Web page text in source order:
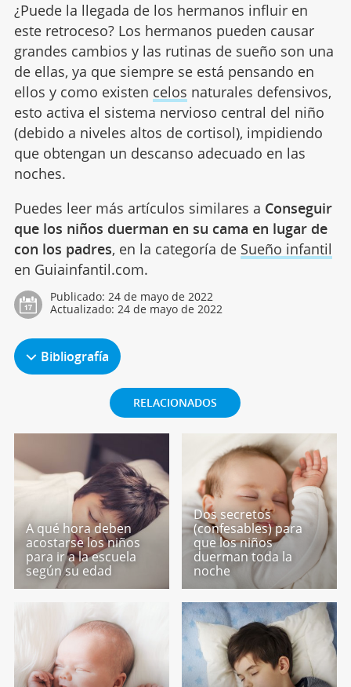
¿Puede la llegada de los hermanos influir en
este retroceso? Los hermanos pueden causar
grandes cambios y las rutinas de sueño son una
de ellas, ya que siempre se está pensando en
ellos y como existen celos naturales defensivos,
esto activa el sistema nervioso central del niño
(debido a niveles altos de cortisol), impidiendo
que obtengan un descanso adecuado en las
noches.
Puedes leer más artículos similares a Conseguir
que los niños duerman en su cama en lugar de
con los padres, en la categoría de Sueño infantil
en Guiainfantil.com.
Publicado: 24 de mayo de 2022
Actualizado: 24 de mayo de 2022
Bibliografía
RELACIONADOS
A qué hora deben
acostarse los niños
para ir a la escuela
según su edad
Dos secretos
(confesables) para
que los niños
duerman toda la
noche